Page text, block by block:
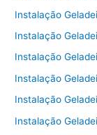
Instalação
Instalação
Instalação
Instalação
Instalação
Instalação